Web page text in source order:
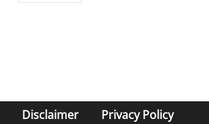
Disclaimer Privacy Policy